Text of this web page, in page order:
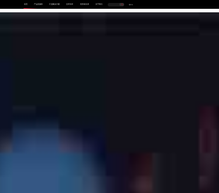
首页 产品及服务 行业解决方案 合作伙伴 投资者关系 关于我们 中EN